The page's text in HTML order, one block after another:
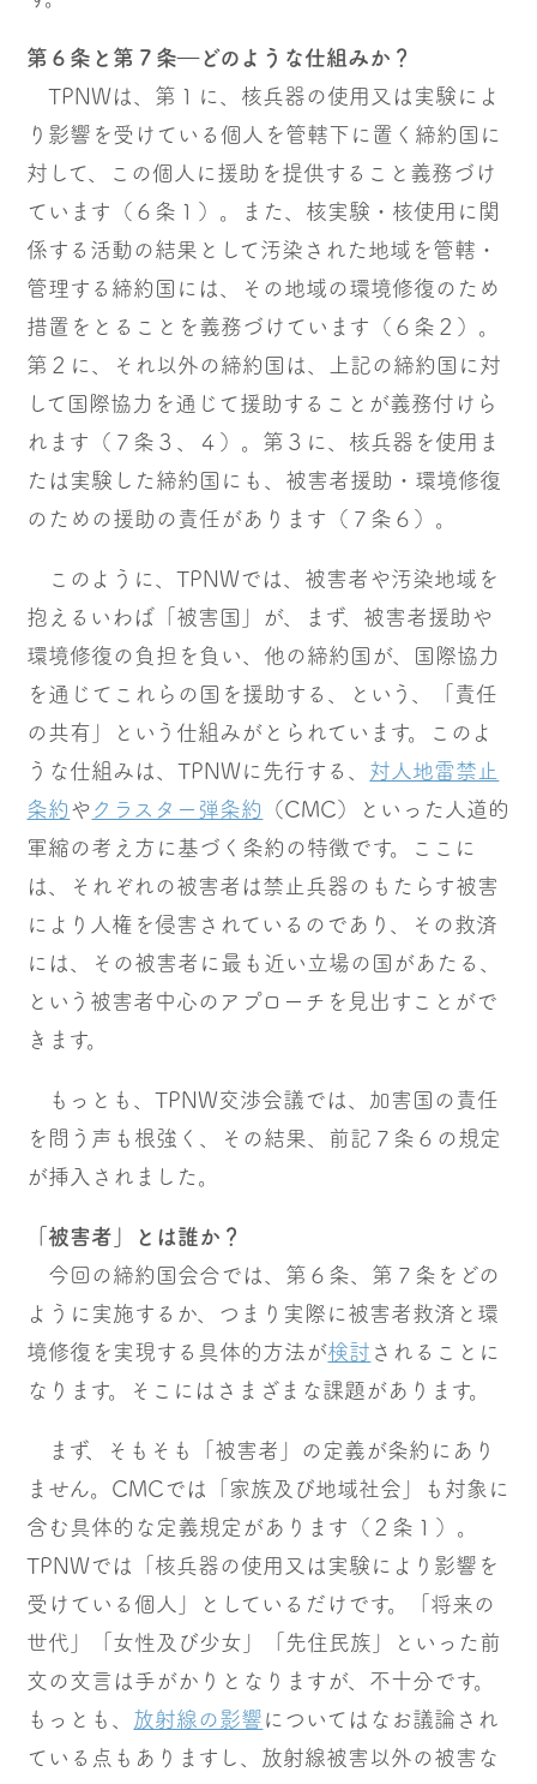
第６条と第７条―どのような仕組みか？
TPNWは、第１に、核兵器の使用又は実験によ
り影響を受けている個人を管轄下に置く締約国に
対して、この個人に援助を提供すること義務づけ
ています（６条１）。また、核実験・核使用に関
係する活動の結果として汚染された地域を管轄・
管理する締約国には、その地域の環境修復のため
措置をとることを義務づけています（６条２）。
第２に、それ以外の締約国は、上記の締約国に対
して国際協力を通じて援助することが義務付けら
れます（７条３、４）。第３に、核兵器を使用ま
たは実験した締約国にも、被害者援助・環境修復
のための援助の責任があります（７条６）。
このように、TPNWでは、被害者や汚染地域を
抱えるいわば「被害国」が、まず、被害者援助や
環境修復の負担を負い、他の締約国が、国際協力
を通じてこれらの国を援助する、という、「責任
の共有」という仕組みがとられています。このよ
うな仕組みは、TPNWに先行する、 対人地雷禁止
条約 や クラスター弾条約
（CMC）といった人道的
軍縮の考え方に基づく条約の特徴です。ここに
は、それぞれの被害者は禁止兵器のもたらす被害
により人権を侵害されているのであり、その救済
には、その被害者に最も近い立場の国があたる、
という被害者中心のアプローチを見出すことがで
きます。
もっとも、TPNW交渉会議では、加害国の責任
を問う声も根強く、その結果、前記７条６の規定
が挿入されました。
「被害者」とは誰か？
今回の締約国会合では、第６条、第７条をどの
ように実施するか、つまり実際に被害者救済と環
境修復を実現する具体的方法が検討 されることに
なります。そこにはさまざまな課題があります。
まず、そもそも「被害者」の定義が条約にあり
ません。CMCでは「家族及び地域社会」も対象に
含む具体的な定義規定があります（２条１）。
TPNWでは「核兵器の使用又は実験により影響を
受けている個人」としているだけです。「将来の
世代」「女性及び少女」「先住民族」といった前
文の文言は手がかりとなりますが、不十分です。
もっとも、 放射線の影響 についてはなお議論され
ている点もありますし、放射線被害以外の被害な